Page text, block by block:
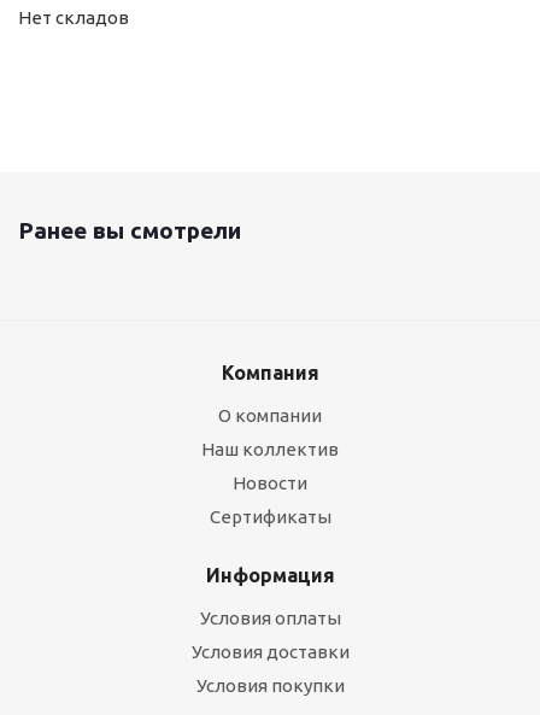
Нет складов
Ранее вы смотрели
Компания
О компании
Наш коллектив
Новости
Сертификаты
Информация
Условия оплаты
Условия доставки
Условия покупки